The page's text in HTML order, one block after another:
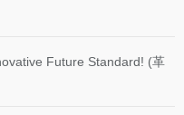
Future Standard! (革